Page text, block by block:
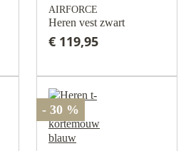
AIRFORCE
Heren vest zwart
€ 119,95
- 30 %